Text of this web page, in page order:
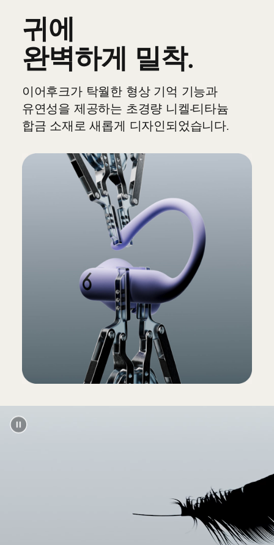
충전식 리튬 이온 배터리
컨트롤
양 측면에 다기능 버튼 장착
양쪽에 음량 조절 버튼(증가/감소)
광학 센서 및 모션 센서를 통한 자동
재생/일시 정지 기능
제품 구성
Powerbeats Pro 2 진정한 무선 이어버드
5가지 크기의 실리콘 이어팁 -- XS, S, M, L,
XL(M 사이즈 기본 장착)
무선 충전 케이스12
빠른 시작 가이드
(전원 어댑터 및 USB-C 충전 케이블 별매)
Powerbeats Pro 포장재는 재활용 펄프
및/또는 지속 가능한 산림에서 공급하는
100% 식물성 소재로 제작됩니다
귀에
완벽하게 밀착.
이어후크가 탁월한 형상 기억 기능과
유연성을 제공하는 초경량 니켈-티타늄
합금 소재로 새롭게 디자인되었습니다.